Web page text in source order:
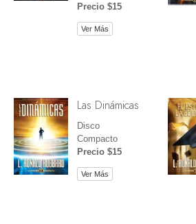
Precio $15
Ver Más
Las Dinámicas
Disco
Compacto
Precio $15
Ver Más